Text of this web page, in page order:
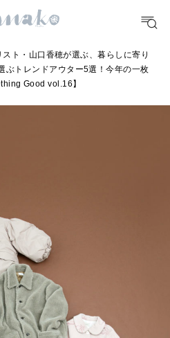
Holoscope
Love Holoscope
ロットメッセージ
る今月のあなた
にやさしく
、考える
ト・山口香穂が選ぶ、暮らしに寄り
ぶトレンドアウター5選！今年の一枚
Good vol.16】